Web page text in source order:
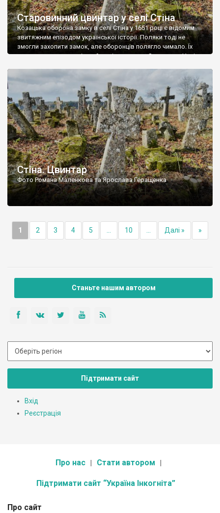
Старовинний цвинтар у селі Стіна
Козацька оборона замку в селі Стіна у 1651 році є відомим
звитяжним епізодом української історії. Поляки тоді не
змогли захопити замок, але оборонців полягло чимало. Їх
поховали на цвинтарі, який тоді називався Замковим. Нині на
ньому чимало хрестів 19 століття, є такі, де епітафії стер […]
Стіна. Цвинтар
Фото Романа Маленкова та Ярослава Геращенка
1 2 3 4 5 10 Далі » »
Станьте нашим автором
Підтримати сайт
Вхід
Реєстрація
Про нас Стати автором
Підтримати сайт “Україна Інкогніта”
Про сайт